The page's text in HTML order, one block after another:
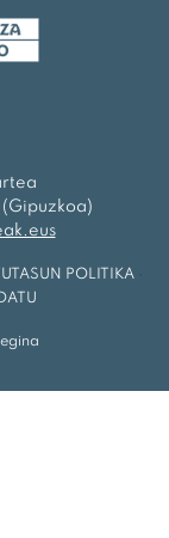
POLITIKA
egina